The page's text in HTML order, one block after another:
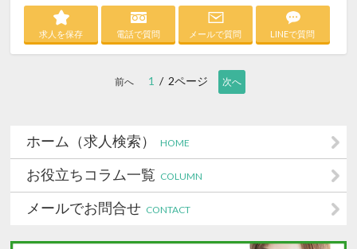
求人を保存 電話で質問 メールで質問 LINEで質問
前へ 1 / 2ページ 次へ
ホーム（求人検索）HOME
お役立ちコラム一覧 COLUMN
メールでお問合せ CONTACT